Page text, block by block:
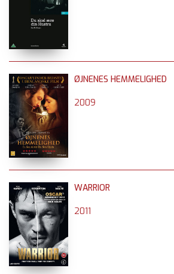
ØJNENES HEMMELIGHED
2009
WARRIOR
2011